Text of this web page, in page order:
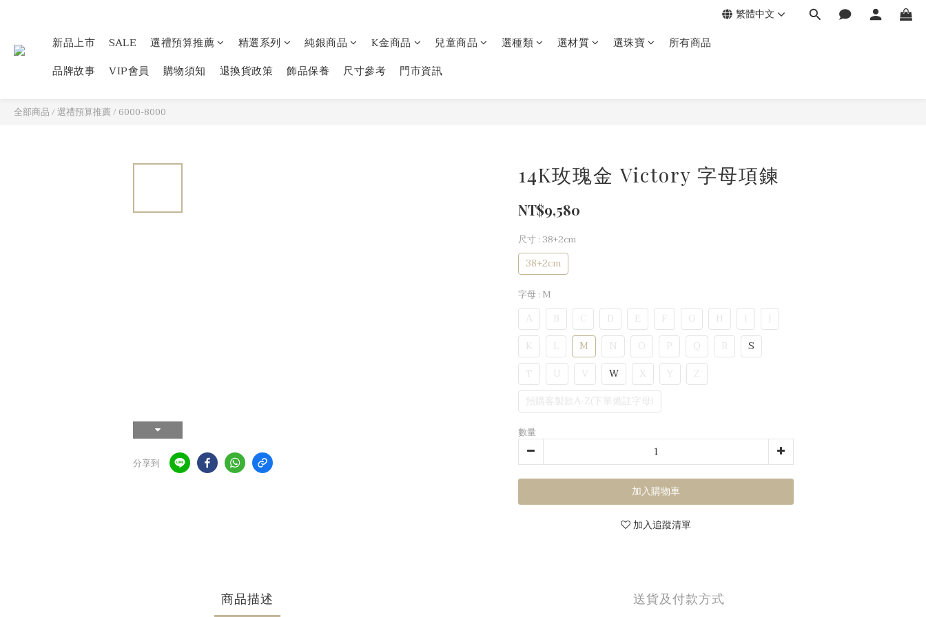
繁體中文
新品上市 SALE 選禮預算推薦 精選系列 純銀商品 K金商品 兒童商品 選種類 選材質 選珠寶
所有商品
品牌故事
VIP會員 購物須知 退換貨政策 飾品保養 尺寸參考 門市資訊
全部商品/選禮預算推薦/ 6000-8000
分享到
14K玫瑰金 Victory 字母項鍊
NT$9,580
尺寸: 38+2cm
38+2cm
字母: M
A B C D E F G H I
J
K
L M N O P Q R
S
T
U V W X Y
Z
預購客製款A-Z(下單備註字母)
數量
加入購物車
加入追蹤清單
商品描述 送貨及付款方式